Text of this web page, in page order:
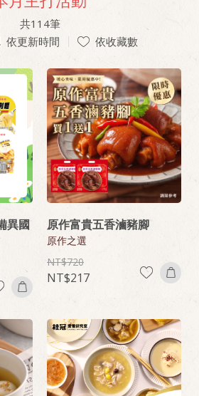
共114筆
依更新時間 依收藏數
異國
原作富貴五香滷豬腳
原作之選
720
217